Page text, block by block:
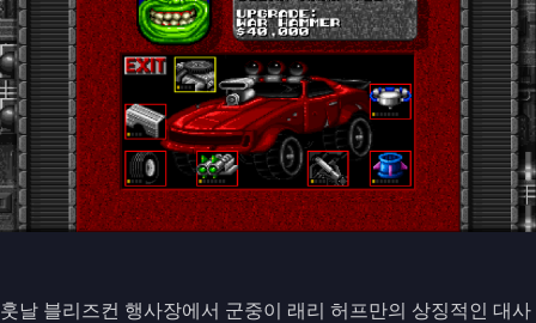
훗날 블리즈컨 행사장에서 군중이 래리 허프만의 상징적인 대사